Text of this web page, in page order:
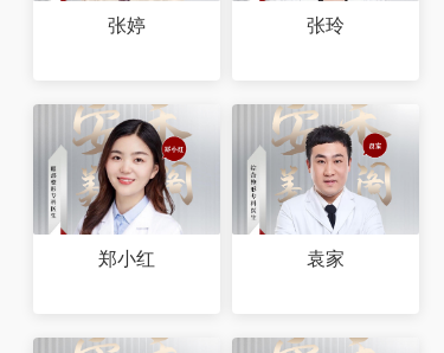
张婷 张玲
郑小红 袁家